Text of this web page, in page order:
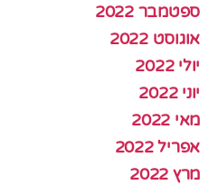
ספטמבר 2022
אוגוסט 2022
יולי 2022
יוני 2022
מאי 2022
אפריל 2022
מרץ 2022